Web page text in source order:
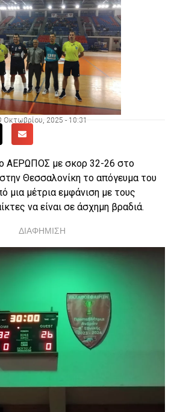
Οκτωβρίου, 2025 - 10:31
ΑΕΡΩΠΟΣ με σκορ 32-26 στο
Θεσσαλονίκη το απόγευμα του
μια μέτρια εμφάνιση με τους
να είναι σε άσχημη βραδιά.
ΔΙΑΦΗΜΙΣΗ